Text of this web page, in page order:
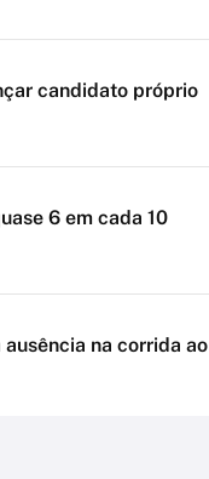
candidato próprio
6 em cada 10
na corrida ao